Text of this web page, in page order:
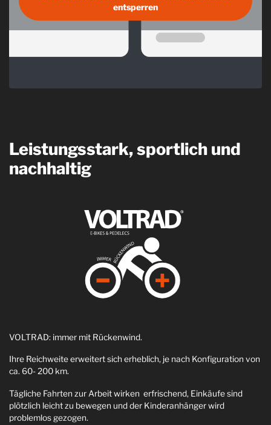
entsperren
Leistungsstark, sportlich und
nachhaltig
VOLTRAD: immer mit Rückenwind.
Ihre Reichweite erweitert sich erheblich, je nach Konfiguration von
ca. 60- 200 km.
Tägliche Fahrten zur Arbeit wirken erfrischend, Einkäufe sind
plötzlich leicht zu bewegen und der Kinderanhänger wird
problemlos gezogen.